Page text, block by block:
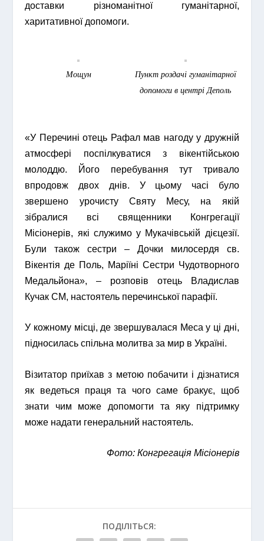
доставки різноманітної гуманітарної,
харитативної допомоги.
Мощун
Пункт роздачі гуманітарної
допомоги в центрі Деполь
«У Перечині отець Рафал мав нагоду у дружній
атмосфері поспілкуватися з вікентійською
молоддю. Його перебування тут тривало
впродовж двох днів. У цьому часі було
звершено урочисту Святу Месу, на якій
зібралися всі священники Конгрегації
Місіонерів, які служимо у Мукачівській дієцезії.
Були також cестри – Дочки милосердя св.
Вікентія де Поль, Маріїні Сестри Чудотворного
Медальйона», – розповів отець Владислав
Кучак СМ, настоятель перечинської парафії.
У кожному місці, де звершувалася Меса у ці дні,
підносилась спільна молитва за мир в Україні.
Візитатор приїхав з метою побачити і дізнатися
як ведеться праця та чого саме бракує, щоб
знати чим може допомогти та яку підтримку
може надати генеральний настоятель.
Фото: Конгрегація Місіонерів
ПОДІЛІТЬСЯ: